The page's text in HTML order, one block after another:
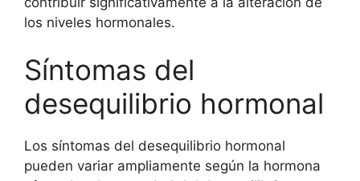
los niveles hormonales.
Síntomas del
desequilibrio hormonal
Los síntomas del desequilibrio hormonal
pueden variar ampliamente según la hormona